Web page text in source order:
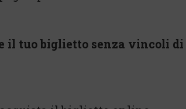
il tuo biglietto senza vincoli di